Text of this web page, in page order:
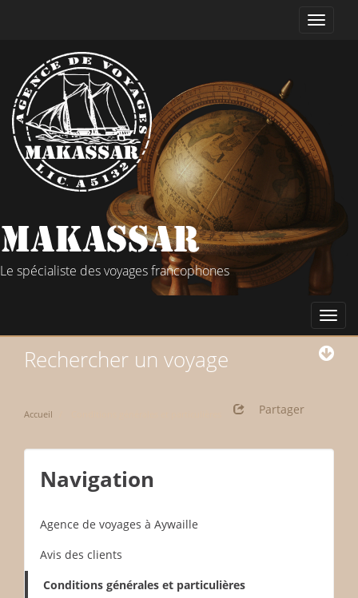
Le spécialiste des voyages francophones
Rechercher un voyage
Accueil Partager
Navigation
Agence de voyages à Aywaille
Avis des clients
Conditions générales et particulières